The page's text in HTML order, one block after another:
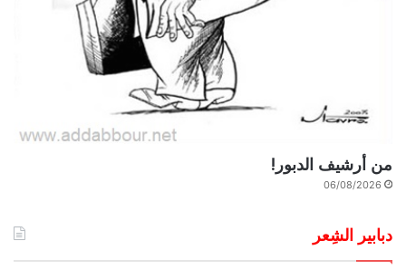
من أرشيف الدبور!
06/08/2026
دبابير الشِعر